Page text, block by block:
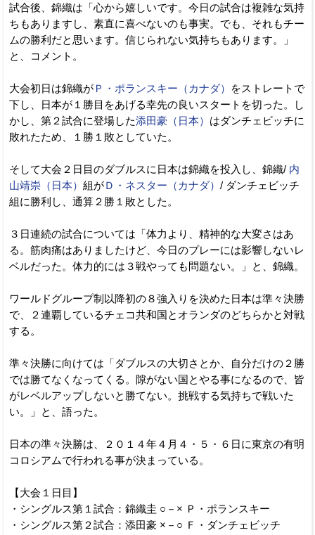
試合後、錦織は「心から嬉しいです。今日の試合は複雑な気持
ちもありますし、素直に喜べないのも事実。でも、それもチー
ムの勝利だと思います。信じられない気持ちもあります。」
と、コメント。
大会初日は錦織が Ｐ・ポランスキー（カナダ）
をストレートで
下し、日本が１勝目をあげる幸先の良いスタートを切った。し
かし、第２試合に登場した添田豪（日本） はダンチェビッチに
敗れたため、１勝１敗としていた。
そして大会２日目のダブルスに日本は錦織を投入し、錦織/ 内
山靖崇（日本） 組がＤ・ネスター（カナダ） / ダンチェビッチ
組に勝利し、通算２勝１敗とした。
３日連続の試合については「体力より、精神的な大変さはあ
る。筋肉痛はありましたけど、今日のプレーには影響しないレ
ベルだった。体力的には３戦やっても問題ない。」と、錦織。
ワールドグループ制以降初の８強入りを決めた日本は準々決勝
で、２連覇しているチェコ共和国とオランダのどちらかと対戦
する。
準々決勝に向けては「ダブルスの大切さとか、自分だけの２勝
では勝てなくなってくる。隙がない国とやる事になるので、皆
がレベルアップしないと勝てない。挑戦する気持ちで戦いた
い。」と、語った。
日本の準々決勝は、２０１４年４月４・５・６日に東京の有明
コロシアムで行われる事が決まっている。
【大会１日目】
・シングルス第１試合：錦織圭 ○－× Ｐ・ポランスキー
・シングルス第２試合：添田豪 ×－○ Ｆ・ダンチェビッチ